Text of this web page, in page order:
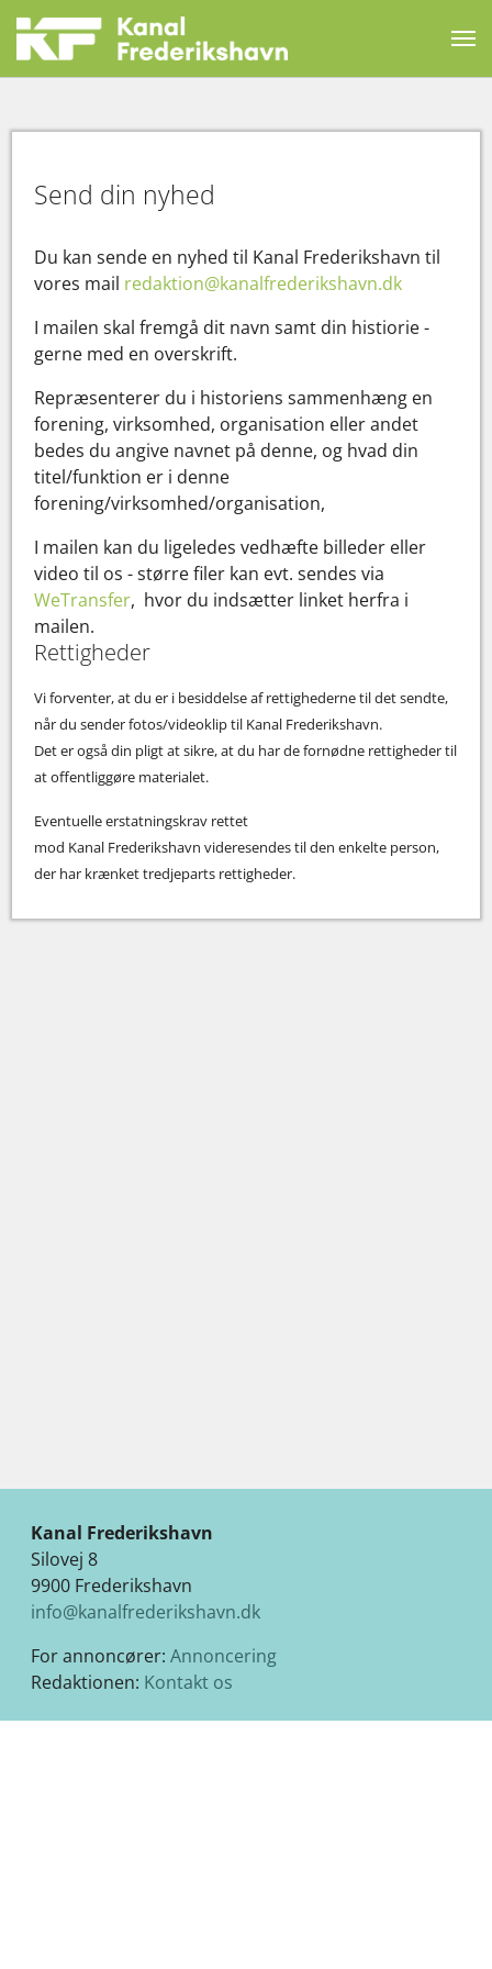
Send din nyhed
Du kan sende en nyhed til Kanal Frederikshavn til
vores mail redaktion@kanalfrederikshavn.dk
I mailen skal fremgå dit navn samt din histiorie -
gerne med en overskrift.
Repræsenterer du i historiens sammenhæng en
forening, virksomhed, organisation eller andet
bedes du angive navnet på denne, og hvad din
titel/funktion er i denne
forening/virksomhed/organisation,
I mailen kan du ligeledes vedhæfte billeder eller
video til os - større filer kan evt. sendes via
WeTransfer, hvor du indsætter linket herfra i
mailen.
Rettigheder
Vi forventer, at du er i besiddelse af rettighederne til det sendte,
når du sender fotos/videoklip til Kanal Frederikshavn.
Det er også din pligt at sikre, at du har de fornødne rettigheder til
at offentliggøre materialet.
Eventuelle erstatningskrav rettet
mod Kanal Frederikshavn videresendes til den enkelte person,
der har krænket tredjeparts rettigheder.
Kanal Frederikshavn
Silovej 8
9900 Frederikshavn
info@kanalfrederikshavn.dk
For annoncører: Annoncering
Redaktionen: Kontakt os